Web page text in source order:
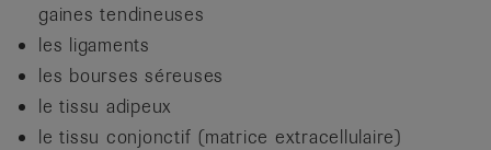
gaines tendineuses
les ligaments
les bourses séreuses
le tissu adipeux
le tissu conjonctif (matrice extracellulaire)